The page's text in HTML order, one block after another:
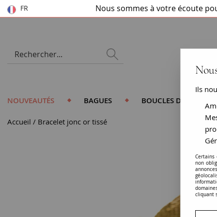
FR Nous sommes à votre écoute
NOUVEAUTÉS BAGUES BOUCLES D'OREILLES
Accueil Bracelet jonc or tissé
Ils
Certains
non
cliquant